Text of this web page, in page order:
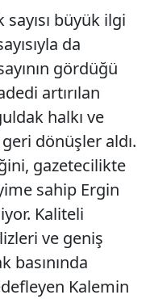
büyük ilgi
da
gördüğü
artırılan
halkı ve
dönüşler aldı.
gazetecilikte
sahip Ergin
Kaliteli
ve geniş
basınında
Kalemin